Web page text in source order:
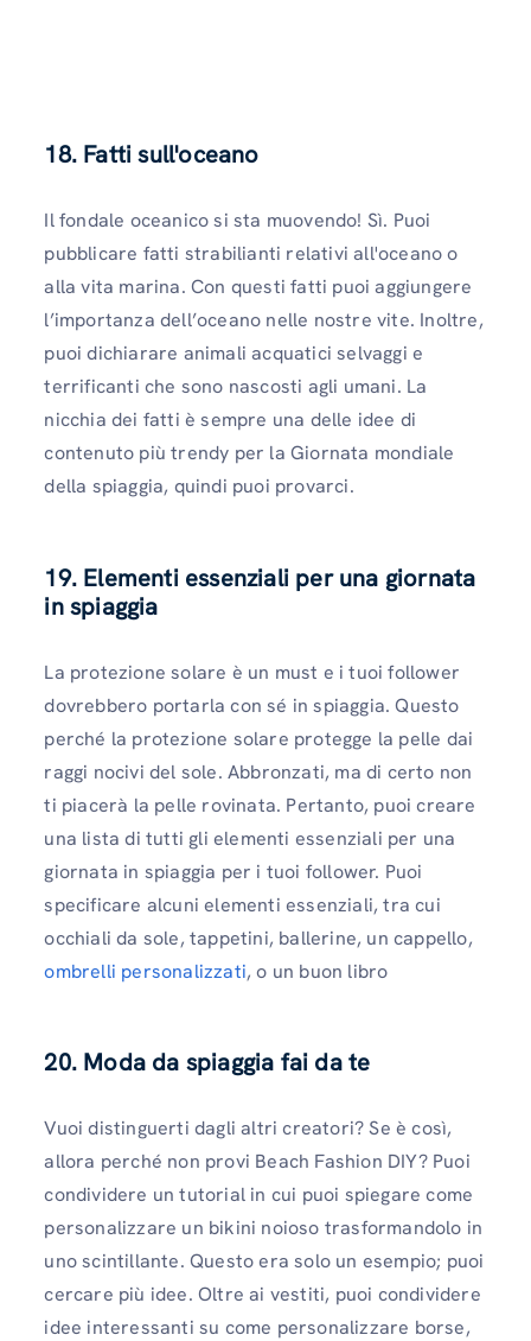
18. Fatti sull'oceano
Il fondale oceanico si sta muovendo! Sì. Puoi
pubblicare fatti strabilianti relativi all'oceano o
alla vita marina. Con questi fatti puoi aggiungere
l’importanza dell’oceano nelle nostre vite. Inoltre,
puoi dichiarare animali acquatici selvaggi e
terrificanti che sono nascosti agli umani. La
nicchia dei fatti è sempre una delle idee di
contenuto più trendy per la Giornata mondiale
della spiaggia, quindi puoi provarci.
19. Elementi essenziali per una giornata
in spiaggia
La protezione solare è un must e i tuoi follower
dovrebbero portarla con sé in spiaggia. Questo
perché la protezione solare protegge la pelle dai
raggi nocivi del sole. Abbronzati, ma di certo non
ti piacerà la pelle rovinata. Pertanto, puoi creare
una lista di tutti gli elementi essenziali per una
giornata in spiaggia per i tuoi follower. Puoi
specificare alcuni elementi essenziali, tra cui
occhiali da sole, tappetini, ballerine, un cappello,
ombrelli personalizzati, o un buon libro
20. Moda da spiaggia fai da te
Vuoi distinguerti dagli altri creatori? Se è così,
allora perché non provi Beach Fashion DIY? Puoi
condividere un tutorial in cui puoi spiegare come
personalizzare un bikini noioso trasformandolo in
uno scintillante. Questo era solo un esempio; puoi
cercare più idee. Oltre ai vestiti, puoi condividere
idee interessanti su come personalizzare borse,